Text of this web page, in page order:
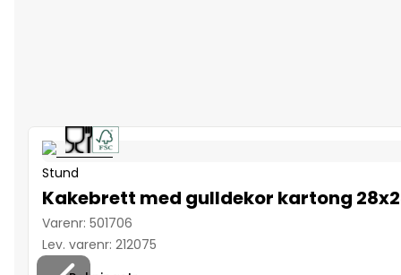
Stund
Kakebrett med gulldekor kartong
Varenr: 501706
Lev. varenr: 212075